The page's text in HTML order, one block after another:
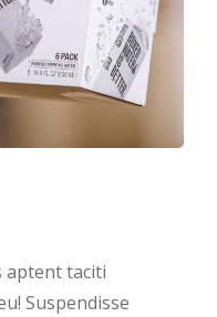
aptent taciti
Suspendisse